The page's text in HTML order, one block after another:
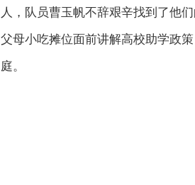
人，队员曹玉帆不辞艰辛找到了他
父母小吃摊位面前讲解高校助学政
庭。